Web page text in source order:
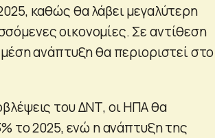
καθώς θα λάβει μεγαλύτερη
οικονομίες. Σε αντίθεση
ανάπτυξη θα περιοριστεί στο
του ΔΝΤ, οι ΗΠΑ θα
το 2025, ενώ η ανάπτυξη της